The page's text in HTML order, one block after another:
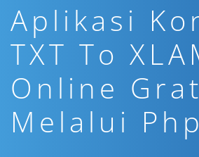
Aplikasi
TXT To
Online
Melalui Php